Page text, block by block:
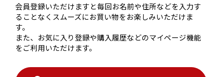
会員登録いただけますと毎回お名前や住所などを入力す
ることなくスムーズにお買い物をお楽しみいただけま
す。
また、お気に入り登録や購入履歴などのマイページ機能
をご利用いただけます。